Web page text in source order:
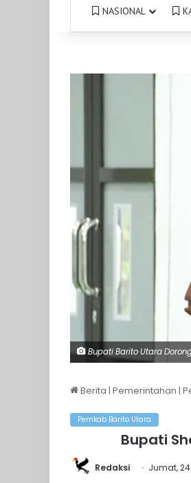
NASIONAL
Bupati Barito Utara
Berita | Pemerintahan |
Pemkab Barito Utara
Bupati
Redaksi Jumat,